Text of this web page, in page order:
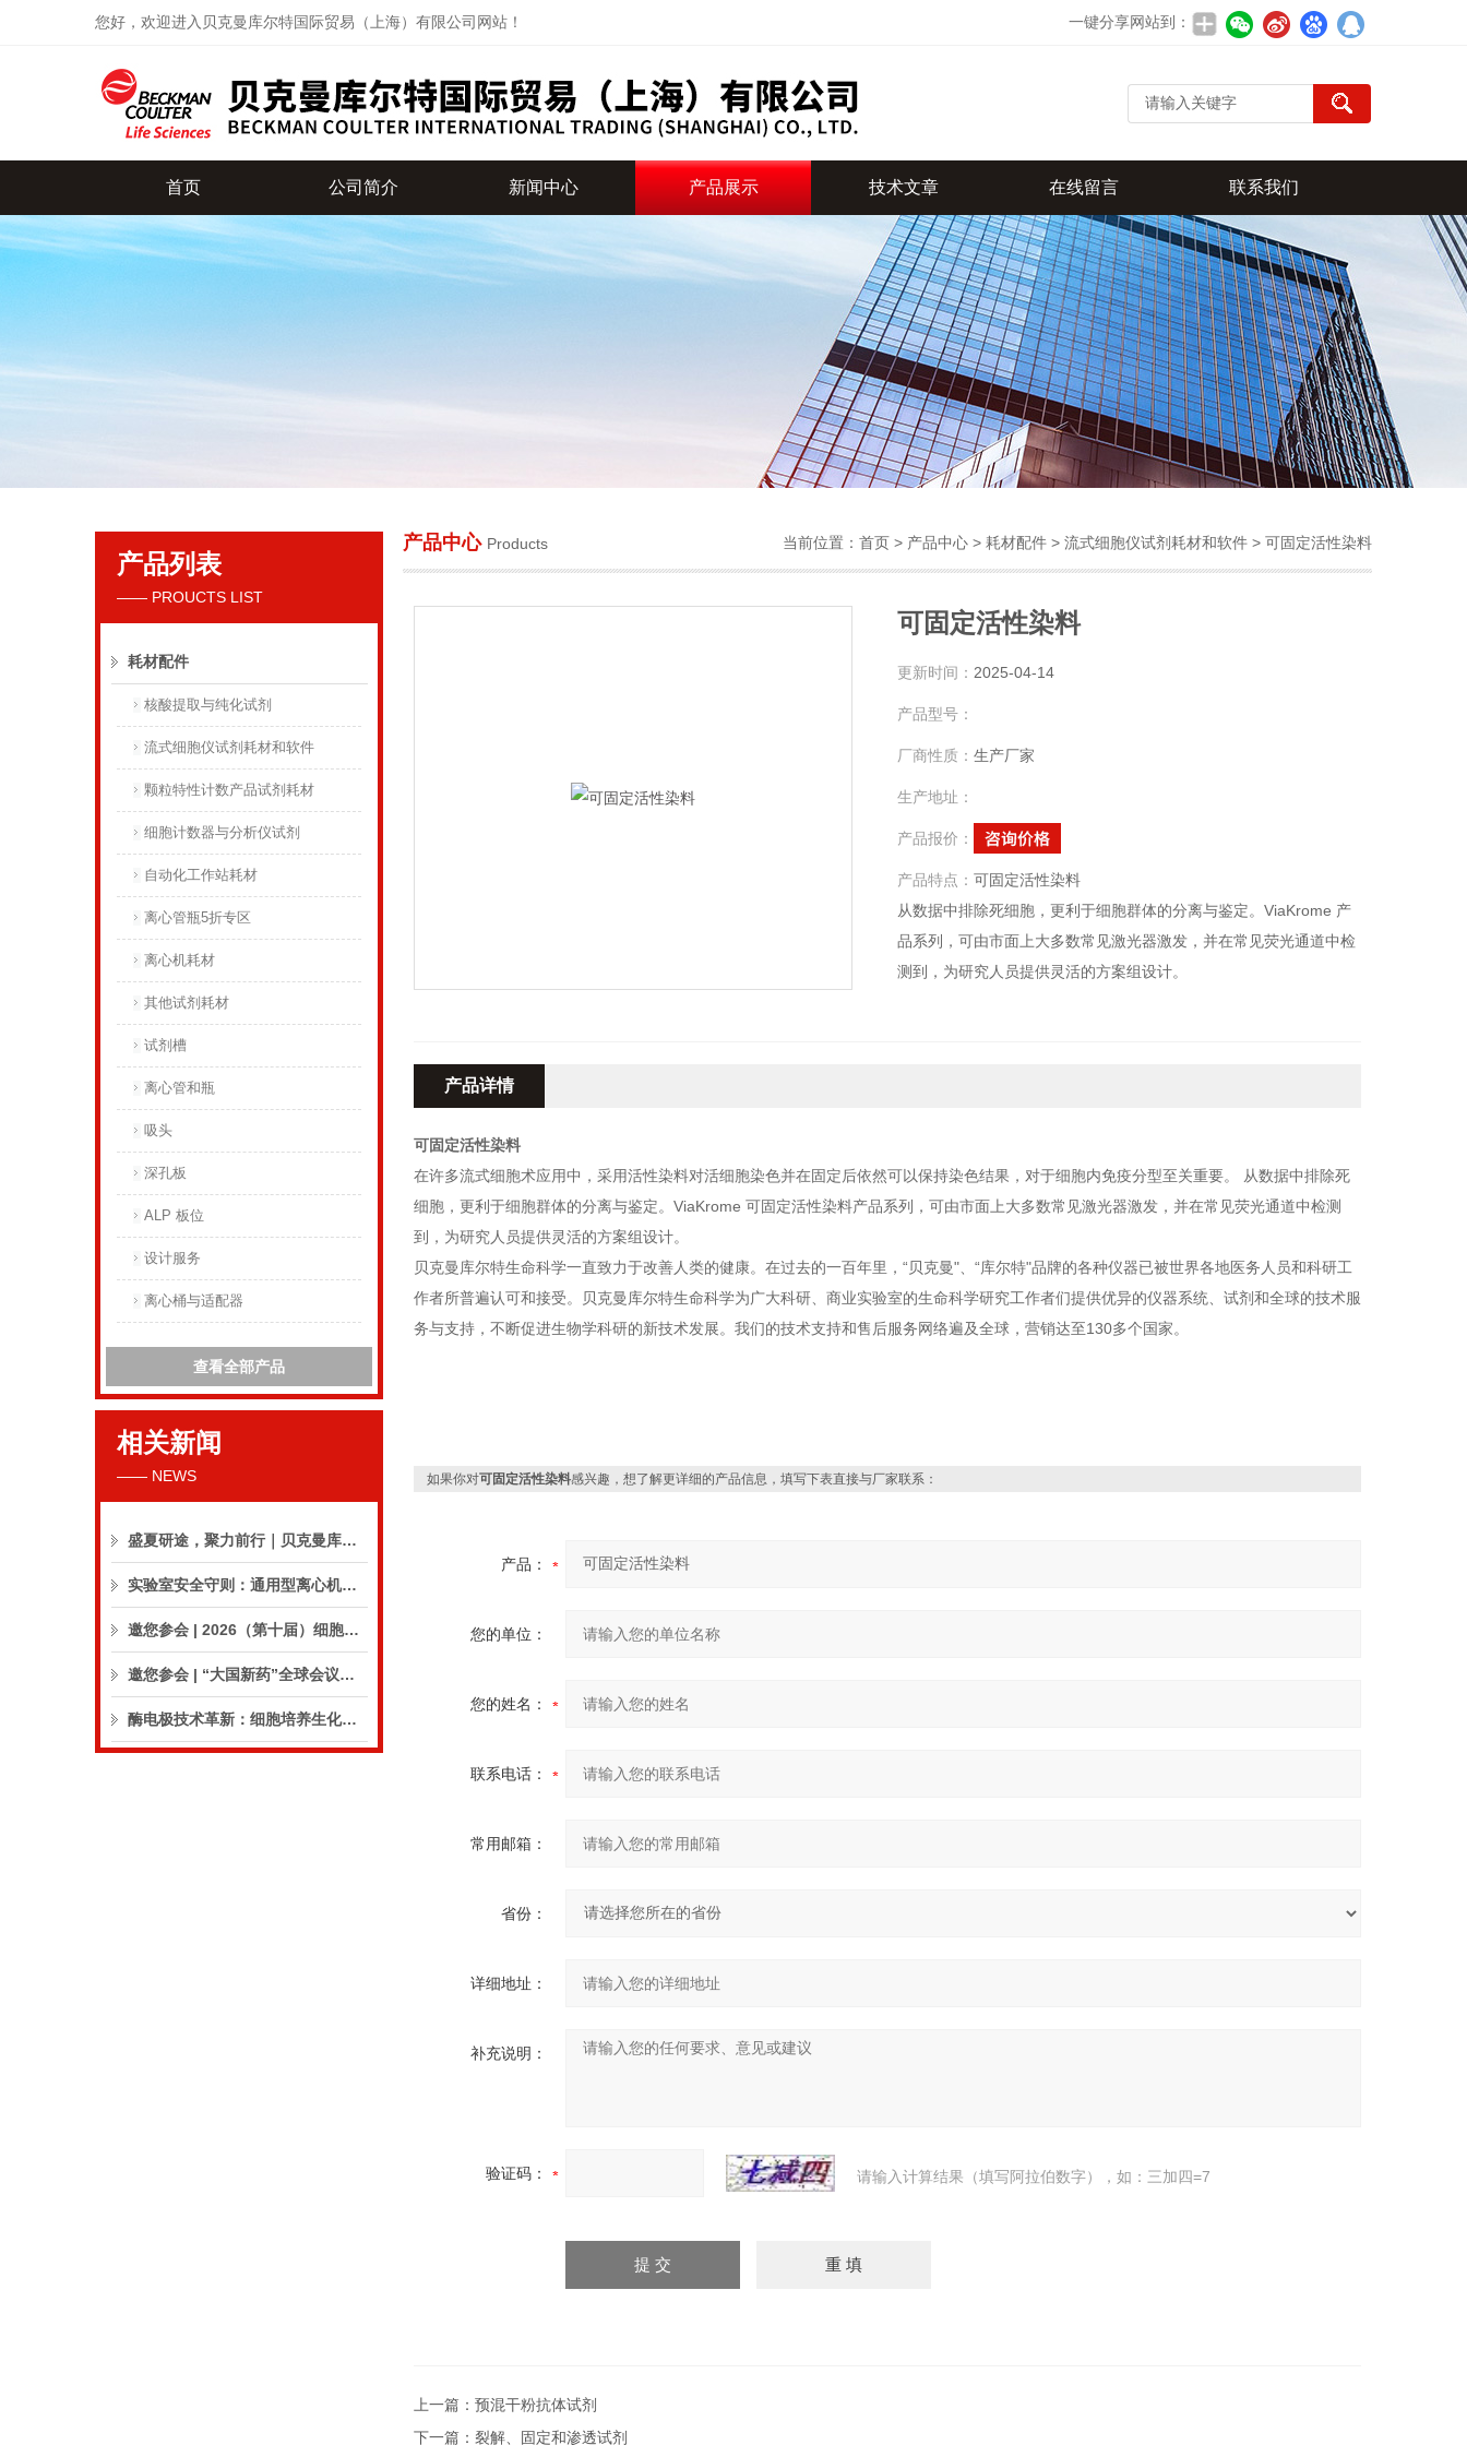
您好，欢迎进入贝克曼库尔特国际贸易（上海）有限公司网站！ 一键分享网站到：
贝克曼库尔特国际贸易（上海）有限公司
首页 公司简介 新闻中心 产品展示 技术文章 在线留言 联系我们
产品列表
—— PROUCTS LIST
耗材配件
核酸提取与纯化试剂
流式细胞仪试剂耗材和软件
颗粒特性计数产品试剂耗材
细胞计数器与分析仪试剂
自动化工作站耗材
离心管瓶5折专区
离心机耗材
其他试剂耗材
试剂槽
离心管和瓶
吸头
深孔板
ALP 板位
设计服务
离心桶与适配器
查看全部产品
相关新闻
—— NEWS
盛夏研途，聚力前行｜贝克曼库尔特生命科学8月活动预告
实验室安全守则：通用型离心机操作与保养的10个要点
邀您参会 | 2026（第十届）细胞外囊泡合规与临床应用大会
邀您参会 | “大国新药”全球会议（CPIC2026）
酶电极技术革新：细胞培养生化分析仪实现精准在线监测
产品中心 Products 当前位置： 首页 > 产品中心 > 耗材配件 > 流式细胞仪试剂耗材和软件 > 可固定活性染料
可固定活性染料
更新时间： 2025-04-14
产品型号：
厂商性质： 生产厂家
生产地址：
产品报价：
产品特点： 可固定活性染料
从数据中排除死细胞，更利于细胞群体的分离与鉴定。ViaKrome 产
品系列，可由市面上大多数常见激光器激发，并在常见荧光通道中检
测到，为研究人员提供灵活的方案组设计。
产品详情
可固定活性染料
在许多流式细胞术应用中，采用活性染料对活细胞染色并在固定后依然可以保持染色结果，对于细胞内免疫分型至关重要。 从数据中排除死
细胞，更利于细胞群体的分离与鉴定。ViaKrome 可固定活性染料产品系列，可由市面上大多数常见激光器激发，并在常见荧光通道中检测
到，为研究人员提供灵活的方案组设计。
贝克曼库尔特生命科学一直致力于改善人类的健康。在过去的一百年里，“贝克曼"、“库尔特"品牌的各种仪器已被世界各地医务人员和科研工
作者所普遍认可和接受。贝克曼库尔特生命科学为广大科研、商业实验室的生命科学研究工作者们提供优异的仪器系统、试剂和全球的技术服
务与支持，不断促进生物学科研的新技术发展。我们的技术支持和售后服务网络遍及全球，营销达至130多个国家。
如果你对可固定活性染料感兴趣，想了解更详细的产品信息，填写下表直接与厂家联系：
产品：
您的单位：
您的姓名：
联系电话：
常用邮箱：
省份：
详细地址：
补充说明：
验证码： 请输入计算结果（填写阿拉伯数字），如：三加四=7
上一篇： 预混干粉抗体试剂
下一篇： 裂解、固定和渗透试剂